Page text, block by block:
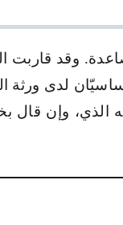
وقد قاربت
لدى ورثة
الذي، وإن قال